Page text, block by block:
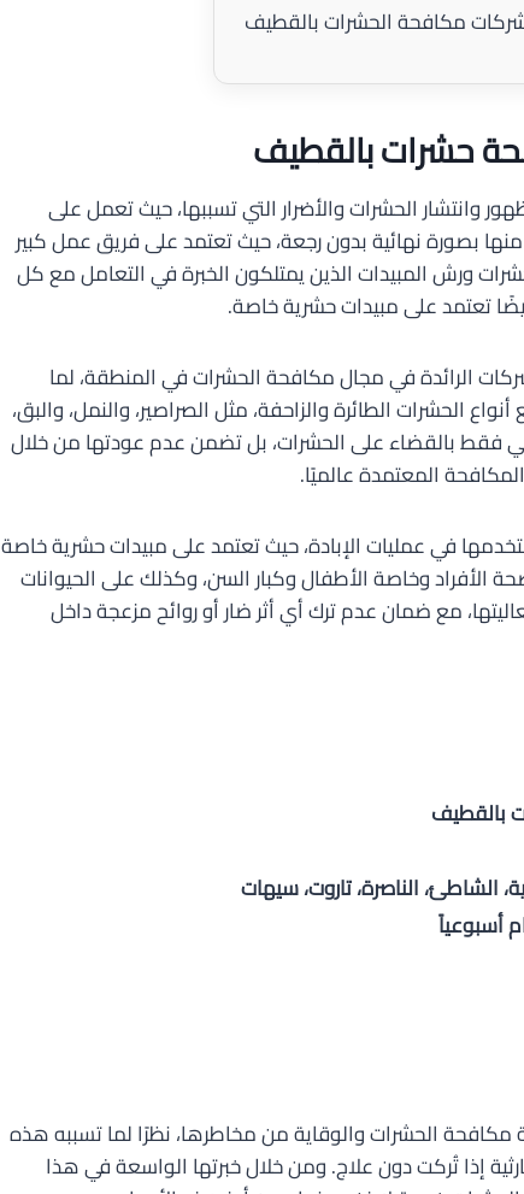
مكافحة الحشرات بالقطيف
حشرات بالقطيف
الحشرات والأضرار التي تسببها، حيث تعمل على
بصورة نهائية بدون رجعة، حيث تعتمد على فريق عمل كبير
ورش المبيدات الذين يمتلكون الخبرة في التعامل مع كل
تعتمد على مبيدات حشرية خاصة.
الرائدة في مجال مكافحة الحشرات في المنطقة، لما
الحشرات الطائرة والزاحفة، مثل الصراصير، والنمل، والبق،
فقط بالقضاء على الحشرات، بل تضمن عدم عودتها من خلال
المعتمدة عالميًا.
في عمليات الإبادة، حيث تعتمد على مبيدات حشرية خاصة
الأفراد وخاصة الأطفال وكبار السن، وكذلك على الحيوانات
مع ضمان عدم ترك أي أثر ضار أو روائح مزعجة داخل
بالقطيف
الشاطئ، الناصرة، تاروت، سيهات
الحشرات والوقاية من مخاطرها، نظرًا لما تسببه هذه
إذا تُركت دون علاج. ومن خلال خبرتها الواسعة في هذا